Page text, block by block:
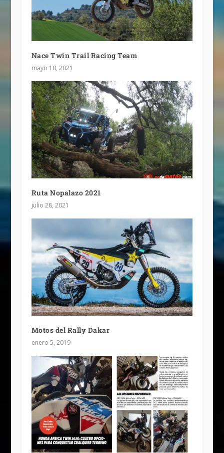
Nace Twin Trail Racing Team
mayo 10, 2021
Ruta Nopalazo 2021
julio 28, 2021
Motos del Rally Dakar
enero 5, 2019